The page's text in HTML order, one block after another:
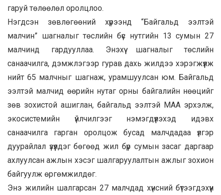
гаруй төлөөлөл оролцлоо.
Нэгдсэн зөвлөгөөний хүрээнд “Байгальд ээлтэй
малчин” шагналыг төслийн бүс нутгийн 13 сумын 27
малчинд гардууллаа. Энэхүү шагналыг төслийн
санаачилга, дэмжлэгээр гурав дахь жилдээ хэрэгжүүлж
нийт 65 малчныг шагнаж, урамшуулсан юм. Байгальд
ээлтэй малчид өөрийн нутаг орны байгалийн нөөцийг
зөв зохистой ашиглан, байгальд ээлтэй МАА эрхэлж,
экосистемийн үйлчилгээг нэмэгдүүлэхэд идэвх
санаачилга гарган оролцож бусад малчдадаа үлгэр
дуурайлал үзүүлдэг бөгөөд жил бүр сумын засаг даргаар
ахлуулсан ажлын хэсэг шалгаруулалтын ажлыг зохион
байгуулж өргөмжилдөг.
Энэ жилийн шалгарсан 27 малчдад хүнсний бүтээгдэхүүн